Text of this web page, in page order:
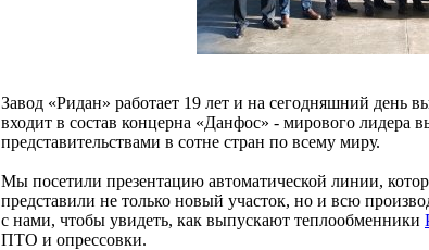
Завод «Ридан» работает 19 лет и на сегодняшний день
входит в состав концерна «Данфос» - мирового лидера
представительствами в сотне стран по всему миру.
Мы посетили презентацию автоматической линии,
представили не только новый участок, но и всю
с нами, чтобы увидеть, как выпускают теплообменники
ПТО и опрессовки.